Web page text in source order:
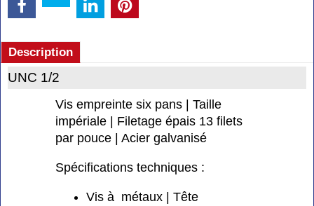
Description
UNC 1/2
Vis empreinte six pans | Taille
impériale | Filetage épais 13 filets
par pouce | Acier galvanisé
Spécifications techniques :
Vis à métaux | Tête